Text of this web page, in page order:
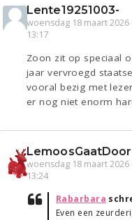
Lente19251003-
woensdag 18 maart 2026
13:17
Zoon zit op speciaal
jaar vervroegd
vooral bezig met
er nog niet enorm
LemoosGaatDoor
woensdag 18 maart 2026
13:24
Rabarbara
Even een